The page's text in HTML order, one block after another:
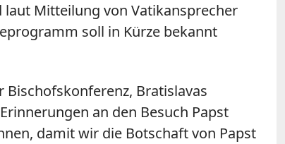
laut Mitteilung von Vatikansprecher
soll in Kürze bekannt
Bratislavas
an den Besuch Papst
damit wir die Botschaft von Papst